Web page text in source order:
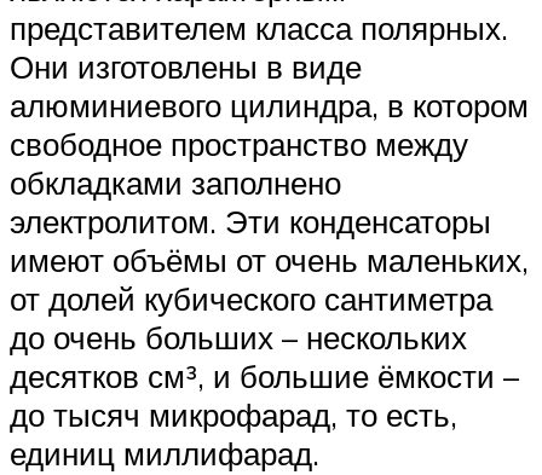
представителем класса полярных.
Они изготовлены в виде
алюминиевого цилиндра, в котором
свободное пространство между
обкладками заполнено
электролитом. Эти конденсаторы
имеют объёмы от очень маленьких,
от долей кубического сантиметра
до очень больших – нескольких
десятков см³, и большие ёмкости –
до тысяч микрофарад, то есть,
единиц миллифарад.